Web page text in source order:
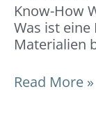
Know-How
Was ist eine
Materialien
Read More »